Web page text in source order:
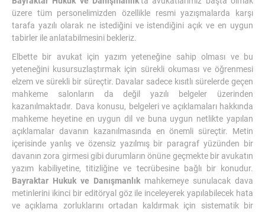
üzere tüm personelimizden özellikle resmi yazışmalarda karşı
tarafa yazılı olarak ne istediğini ve istendiğini açık ve en uygun
tabirler ile anlatabilmesini bekleriz.
Elbette bir avukat için yazım yeteneğine sahip olması ve bu
yeteneğini kusursuzlaştırmak için sürekli okuması ve öğrenmesi
elzem ve sürekli bir süreçtir. Davalar sadece kısıtlı sürelerde geçen
mahkeme salonların da değil yazılı belgeler üzerinden
kazanılmaktadır. Dava konusu, belgeleri ve açıklamaları hakkında
mahkeme heyetine en uygun dil ve buna uygun netlikte yapılan
açıklamalar davanın kazanılmasında en önemli süreçtir. Metin
içerisinde yanlış ve özensiz yazılmış bir paragraf yüzünden bir
davanın zora girmesi gibi durumların önüne geçmekte bir avukatın
yazım kabiliyetine, titizliğine ve tecrübesine bağlı bir konudur.
Bayraktar Hukuk ve Danışmanlık mahkemeye sunulacak dava
metinlerini ikinci bir editöryal göz ile inceleyerek yapılabilecek hata
ve açıklama zorluklarını ortadan kaldırmak için sistematik bir